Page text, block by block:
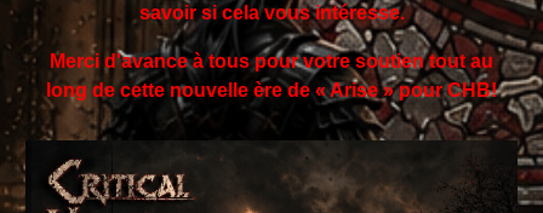
savoir si cela vous intéresse.
Merci d'avance à tous pour votre soutien tout au
long de cette nouvelle ère de « Arise » pour CHB!